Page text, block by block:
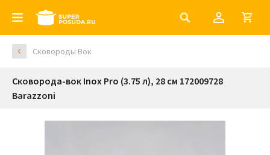
Сковороды Вок
Сковорода-вок Inox Pro (3.75 л), 28 см 172009728
Barazzoni